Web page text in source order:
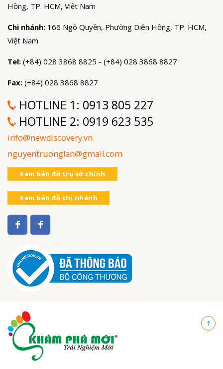
Hồng, TP. HCM, Việt Nam
Chi nhánh: 166 Ngô Quyền, Phường Diên Hồng, TP. HCM,
Việt Nam
Tel: (+84) 028 3868 8825 - (+84) 028 3868 8827
Fax: (+84) 028 3868 8827
HOTLINE 1: 0913 805 227
HOTLINE 2: 0919 623 535
info@newdiscovery.vn
nguyentruonglan@gmail.com
Xem bản đồ trụ sở chính
Xem bản đồ chi nhánh